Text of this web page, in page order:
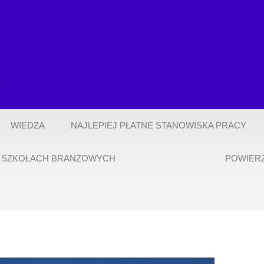
WIEDZA NAJLEPIEJ PŁATNE STANOWISKA PRACY
BRANŻOWYCH